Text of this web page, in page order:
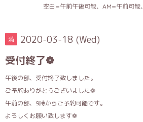
空白=午前午後可能、AM=午前可能
満 2020-03-18 (Wed)
受付終了❁
午後の部、受付終了致しました。
ご予約ありがとうございました❁
午前の部、9時からご予約可能です。
よろしくお願い致します❁